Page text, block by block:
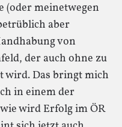
(oder meinetwegen
aber
von
der auch ohne zu
wird. Das bringt mich
in einem der
wird Erfolg im ÖR